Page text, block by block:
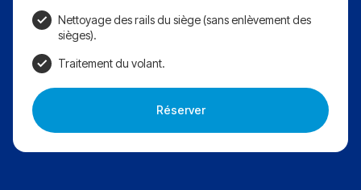
Nettoyage des rails du siège (sans enlèvement des
sièges).
Traitement du volant.
Réserver